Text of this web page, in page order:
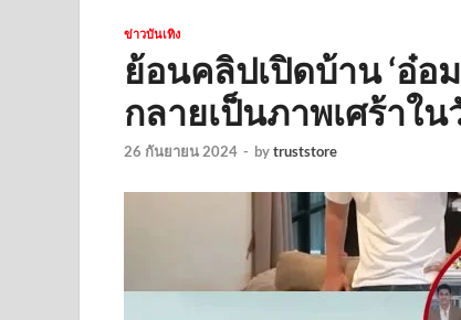
ข่าวบันเทิง
ย้อนคลิปเปิดบ้าน ‘อ๋อ
กลายเป็นภาพเศร้าใ
26 กันยายน 2024 - bytruststore